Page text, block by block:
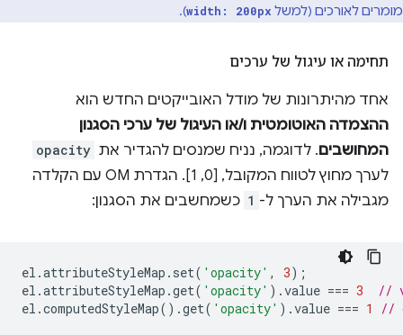
מומרים לאורכים (למשל width: 200px
).
תחימה או עיגול של ערכים
אחד מהיתרונות של מודל האובייקטים החדש הוא
ההצמדה האוטומטית ו/או העיגול של ערכי הסגנון
המחושבים. לדוגמה, נניח שמנסים להגדיר את opacity
לערך מחוץ לטווח המקובל, [0, 1]. הגדרת OM עם הקלדה
מגבילה את הערך ל- 1 כשמחשבים את הסגנון:
el .attributeStyleMap . set( 'opacity' , 3);
el .attributeStyleMap .get( 'opacity' ).value === 3
//
el .computedStyleMap().get( 'opacity' ).value === 1 //